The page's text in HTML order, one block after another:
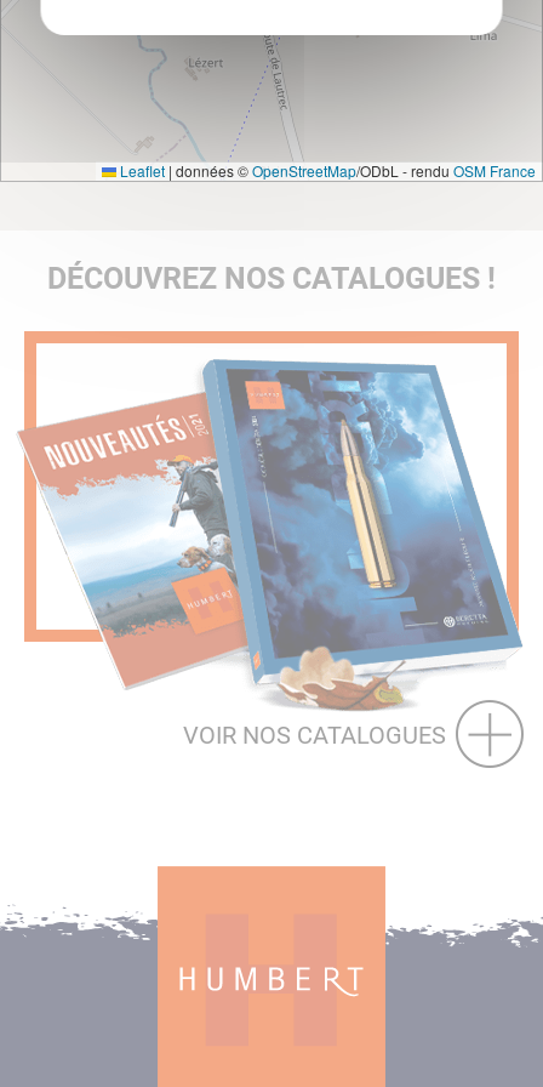
Leaflet | données ©OpenStreetMap/ODbL - rendu OSM France
DÉCOUVREZ NOS CATALOGUES !
VOIR NOS CATALOGUES